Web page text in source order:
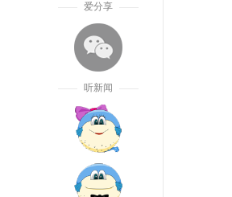
爱分享
听新闻